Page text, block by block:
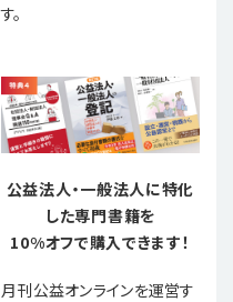
す。
公益法人・一般法人に特化
した専門書籍を
10%オフで購入できます！
月刊公益オンラインを運営す